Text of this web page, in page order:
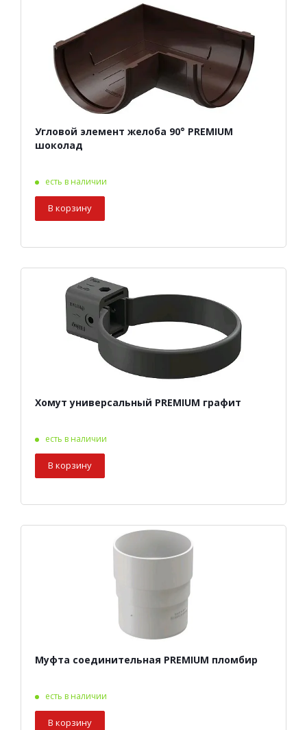
Угловой элемент желоба 90° PREMIUM
шоколад
есть в наличии
В корзину
Хомут универсальный PREMIUM графит
есть в наличии
В корзину
Муфта соединительная PREMIUM пломбир
есть в наличии
В корзину